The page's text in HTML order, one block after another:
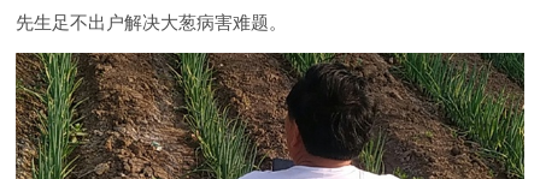
先生足不出户解决大葱病害难题。